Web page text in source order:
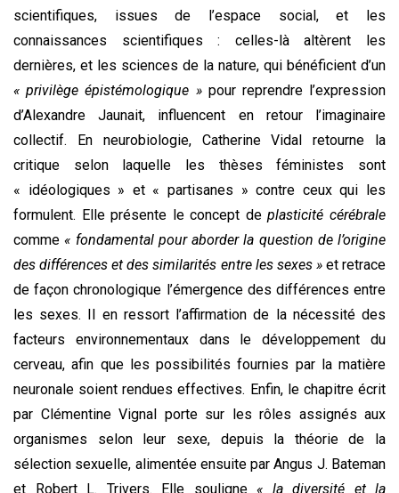
scientifiques, issues de l’espace social, et les
connaissances scientifiques : celles-là altèrent les
dernières, et les sciences de la nature, qui bénéficient d’un
« privilège épistémologique »pour reprendre l’expression
d’Alexandre Jaunait, influencent en retour l’imaginaire
collectif. En neurobiologie, Catherine Vidal retourne la
critique selon laquelle les thèses féministes sont
« idéologiques » et « partisanes » contre ceux qui les
formulent. Elle présente le concept deplasticité cérébrale
comme« fondamental pour aborder la question de l’origine
des différences et des similarités entre les sexes »et retrace
de façon chronologique l’émergence des différences entre
les sexes. Il en ressort l’affirmation de la nécessité des
facteurs environnementaux dans le développement du
cerveau, afin que les possibilités fournies par la matière
neuronale soient rendues effectives. Enfin, le chapitre écrit
par Clémentine Vignal porte sur les rôles assignés aux
organismes selon leur sexe, depuis la théorie de la
sélection sexuelle, alimentée ensuite par Angus J. Bateman
et Robert L. Trivers. Elle souligne « la diversité et la